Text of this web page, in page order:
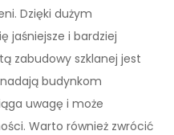
Dzięki dużym
jaśniejsze i bardziej
zabudowy szklanej jest
budynkom
uwagę i może
Warto również zwrócić